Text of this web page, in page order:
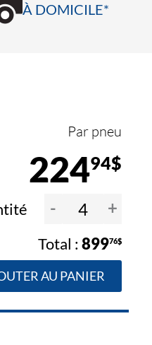
À DOMICILE*
Par pneu
22494$
- +
89976$
AU PANIER